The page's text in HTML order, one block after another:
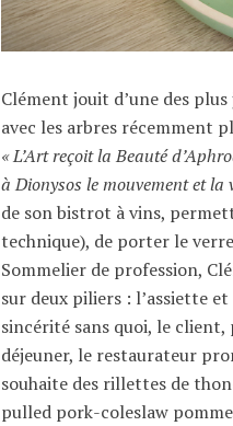
Clément jouit d’une des
avec les arbres récemment
« L’Art reçoit la Beauté
à Dionysos le mouvement et la
de son bistrot à vins,
technique), de porter le
Sommelier de profession,
sur deux piliers : l’assiette
sincérité sans quoi, le
déjeuner, le restaurateur
souhaite des rillettes de
pulled pork-coleslaw